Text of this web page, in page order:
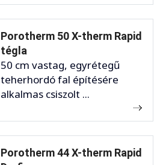
Porotherm 50 X-therm Rapid
tégla
50 cm vastag, egyrétegű
teherhordó fal építésére
alkalmas csiszolt ...
Porotherm 44 X-therm Rapid